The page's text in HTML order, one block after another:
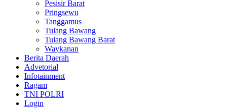
Pesisir Barat
Pringsewu
Tanggamus
Tulang Bawang
Tulang Bawang Barat
Waykanan
Berita Daerah
Advetorial
Infotainment
Ragam
TNI POLRI
Login